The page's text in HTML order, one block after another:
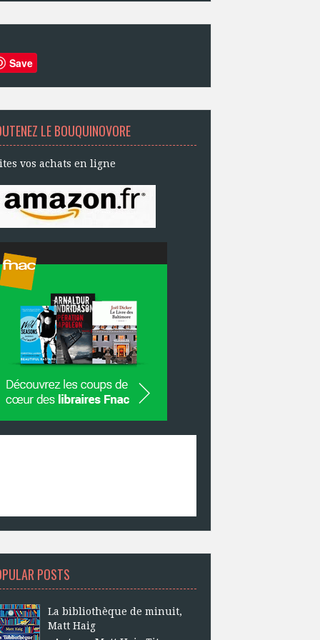
Save
LE BOUQUINOVORE
vos achats en ligne
POSTS
La bibliothèque de minuit,
Matt Haig